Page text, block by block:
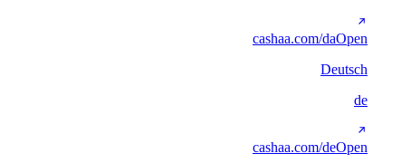
cashaa.com/daOpen
Deutsch
de
cashaa.com/deOpen